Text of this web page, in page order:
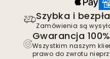
Szybka i
Zamówienia są
Gwarancja
Wszystkim naszym
prawo do zwrotu